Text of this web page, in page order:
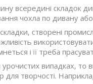
всередині складок
чохла по дивану або
створені
і її треба
урочистих випадках,
для творчості.